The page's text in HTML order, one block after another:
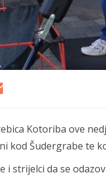
Kotoriba ove
kod Šudergrabe te
i strijelci da se